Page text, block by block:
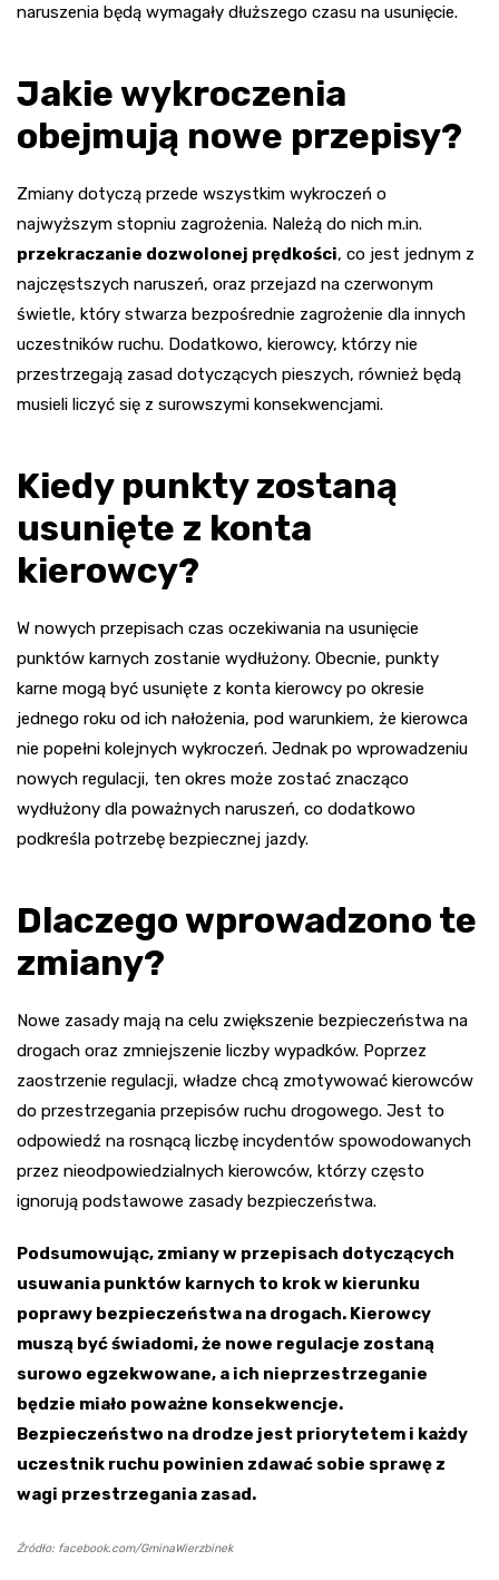
naruszenia będą wymagały dłuższego czasu na usunięcie.
Jakie wykroczenia
obejmują nowe przepisy?
Zmiany dotyczą przede wszystkim wykroczeń o
najwyższym stopniu zagrożenia. Należą do nich m.in.
przekraczanie dozwolonej prędkości, co jest jednym z
najczęstszych naruszeń, oraz przejazd na czerwonym
świetle, który stwarza bezpośrednie zagrożenie dla innych
uczestników ruchu. Dodatkowo, kierowcy, którzy nie
przestrzegają zasad dotyczących pieszych, również będą
musieli liczyć się z surowszymi konsekwencjami.
Kiedy punkty zostaną
usunięte z konta
kierowcy?
W nowych przepisach czas oczekiwania na usunięcie
punktów karnych zostanie wydłużony. Obecnie, punkty
karne mogą być usunięte z konta kierowcy po okresie
jednego roku od ich nałożenia, pod warunkiem, że kierowca
nie popełni kolejnych wykroczeń. Jednak po wprowadzeniu
nowych regulacji, ten okres może zostać znacząco
wydłużony dla poważnych naruszeń, co dodatkowo
podkreśla potrzebę bezpiecznej jazdy.
Dlaczego wprowadzono te
zmiany?
Nowe zasady mają na celu zwiększenie bezpieczeństwa na
drogach oraz zmniejszenie liczby wypadków. Poprzez
zaostrzenie regulacji, władze chcą zmotywować kierowców
do przestrzegania przepisów ruchu drogowego. Jest to
odpowiedź na rosnącą liczbę incydentów spowodowanych
przez nieodpowiedzialnych kierowców, którzy często
ignorują podstawowe zasady bezpieczeństwa.
Podsumowując, zmiany w przepisach dotyczących
usuwania punktów karnych to krok w kierunku
poprawy bezpieczeństwa na drogach. Kierowcy
muszą być świadomi, że nowe regulacje zostaną
surowo egzekwowane, a ich nieprzestrzeganie
będzie miało poważne konsekwencje.
Bezpieczeństwo na drodze jest priorytetem i każdy
uczestnik ruchu powinien zdawać sobie sprawę z
wagi przestrzegania zasad.
Źródło: facebook.com/GminaWierzbinek